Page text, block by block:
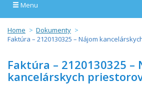
Menu
Home
Dokumenty
Faktúra – 2120130325 – Nájom
Faktúra – 2120130325 –
kancelárskych